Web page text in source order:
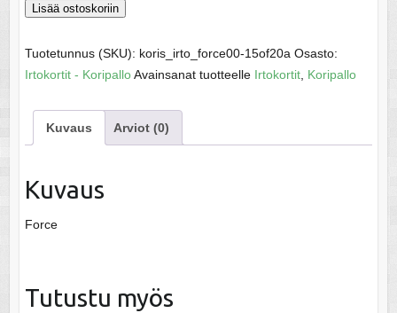
Van
Keith
-
2000
määrä
Lisää ostoskoriin
Tuotetunnus (SKU): koris_irto_force00-15of20a Osasto:
Irtokortit - KoripalloAvainsanat tuotteelle Irtokortit, Koripallo
Kuvaus Arviot (0)
Kuvaus
Force
Tutustu myös